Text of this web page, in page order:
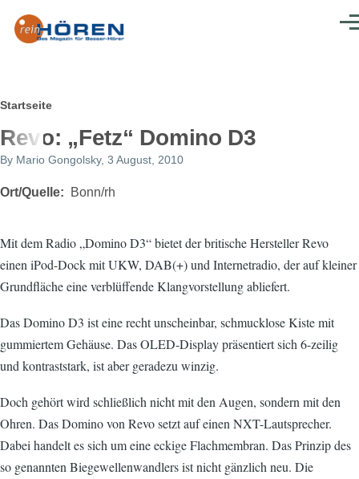
Pfadnavigation
Startseite
Revo: „Fetz“ Domino D3
By Mario Gongolsky, 3 August, 2010
Ort/Quelle Bonn/rh
Mit dem Radio „Domino D3“ bietet der britische Hersteller Revo
einen iPod-Dock mit UKW, DAB(+) und Internetradio, der auf kleiner
Grundfläche eine verblüffende Klangvorstellung abliefert.
Das Domino D3 ist eine recht unscheinbar, schmucklose Kiste mit
gummiertem Gehäuse. Das OLED-Display präsentiert sich 6-zeilig
und kontraststark, ist aber geradezu winzig.
Doch gehört wird schließlich nicht mit den Augen, sondern mit den
Ohren. Das Domino von Revo setzt auf einen NXT-Lautsprecher.
Dabei handelt es sich um eine eckige Flachmembran. Das Prinzip des
so genannten Biegewellenwandlers ist nicht gänzlich neu. Die